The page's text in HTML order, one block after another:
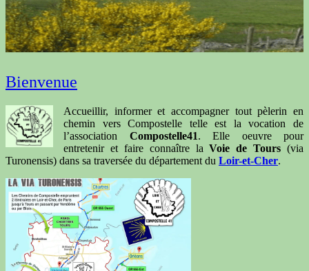
Bienvenue
Accueillir, informer et accompagner tout pèlerin en
chemin vers Compostelle telle est la vocation de
l’association Compostelle41. Elle oeuvre pour
entretenir et faire connaître laVoie de Tours (via
Turonensis) dans sa traversée du département du Loir-et-Cher.